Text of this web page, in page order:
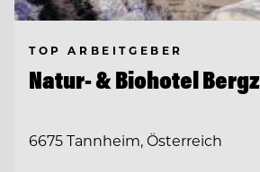
TOP ARBEITGEBER
Natur- & Biohotel
6675 Tannheim, Österreich